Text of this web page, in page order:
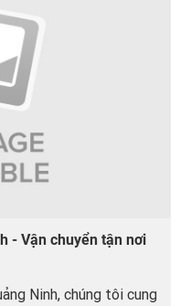
- Vận chuyển tận nơi
Ninh, chúng tôi cung